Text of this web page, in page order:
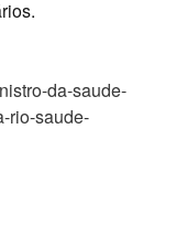
da-saude-
rio-saude-